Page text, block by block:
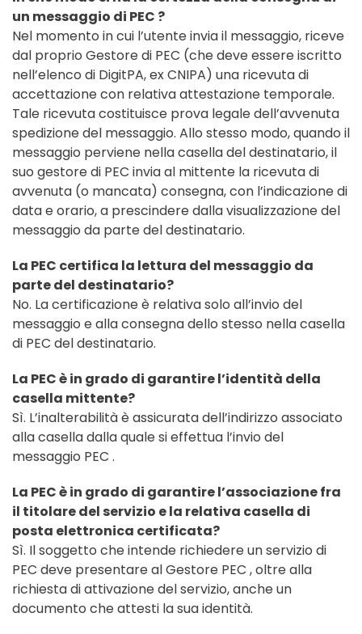
un messaggio di PEC ?
Nel momento in cui l’utente invia il messaggio, riceve
dal proprio Gestore di PEC (che deve essere iscritto
nell’elenco di DigitPA, ex CNIPA) una ricevuta di
accettazione con relativa attestazione temporale.
Tale ricevuta costituisce prova legale dell’avvenuta
spedizione del messaggio. Allo stesso modo, quando il
messaggio perviene nella casella del destinatario, il
suo gestore di PEC invia al mittente la ricevuta di
avvenuta (o mancata) consegna, con l’indicazione di
data e orario, a prescindere dalla visualizzazione del
messaggio da parte del destinatario.
La PEC certifica la lettura del messaggio da
parte del destinatario?
No. La certificazione è relativa solo all’invio del
messaggio e alla consegna dello stesso nella casella
di PEC del destinatario.
La PEC è in grado di garantire l’identità della
casella mittente?
Sì. L’inalterabilità è assicurata dell’indirizzo associato
alla casella dalla quale si effettua l’invio del
messaggio PEC .
La PEC è in grado di garantire l’associazione fra
il titolare del servizio e la relativa casella di
posta elettronica certificata?
Sì. Il soggetto che intende richiedere un servizio di
PEC deve presentare al Gestore PEC , oltre alla
richiesta di attivazione del servizio, anche un
documento che attesti la sua identità.